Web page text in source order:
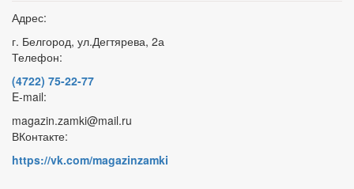
Адрес:
г. Белгород, ул.Дегтярева, 2а
Телефон:
(4722) 75-22-77
E-mail:
magazin.zamki@mail.ru
ВКонтакте:
https://vk.com/magazinzamki